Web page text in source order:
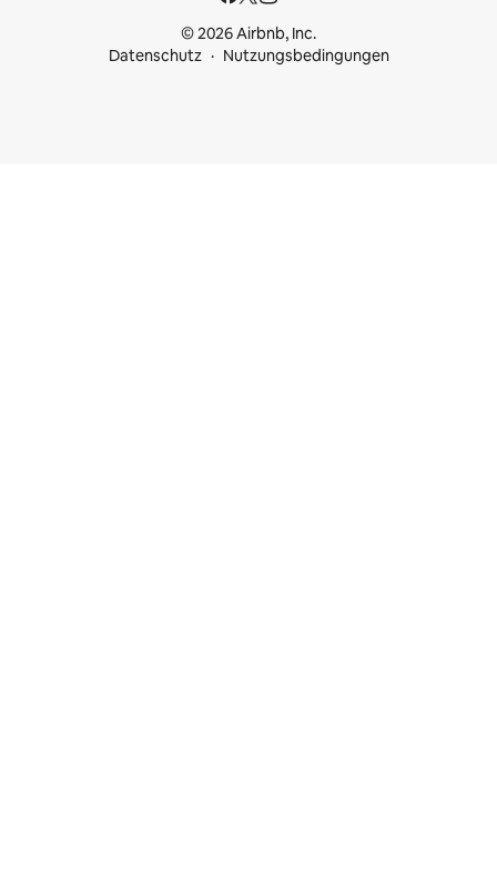
© 2026 Airbnb, Inc.
Datenschutz
Nutzungsbedingungen